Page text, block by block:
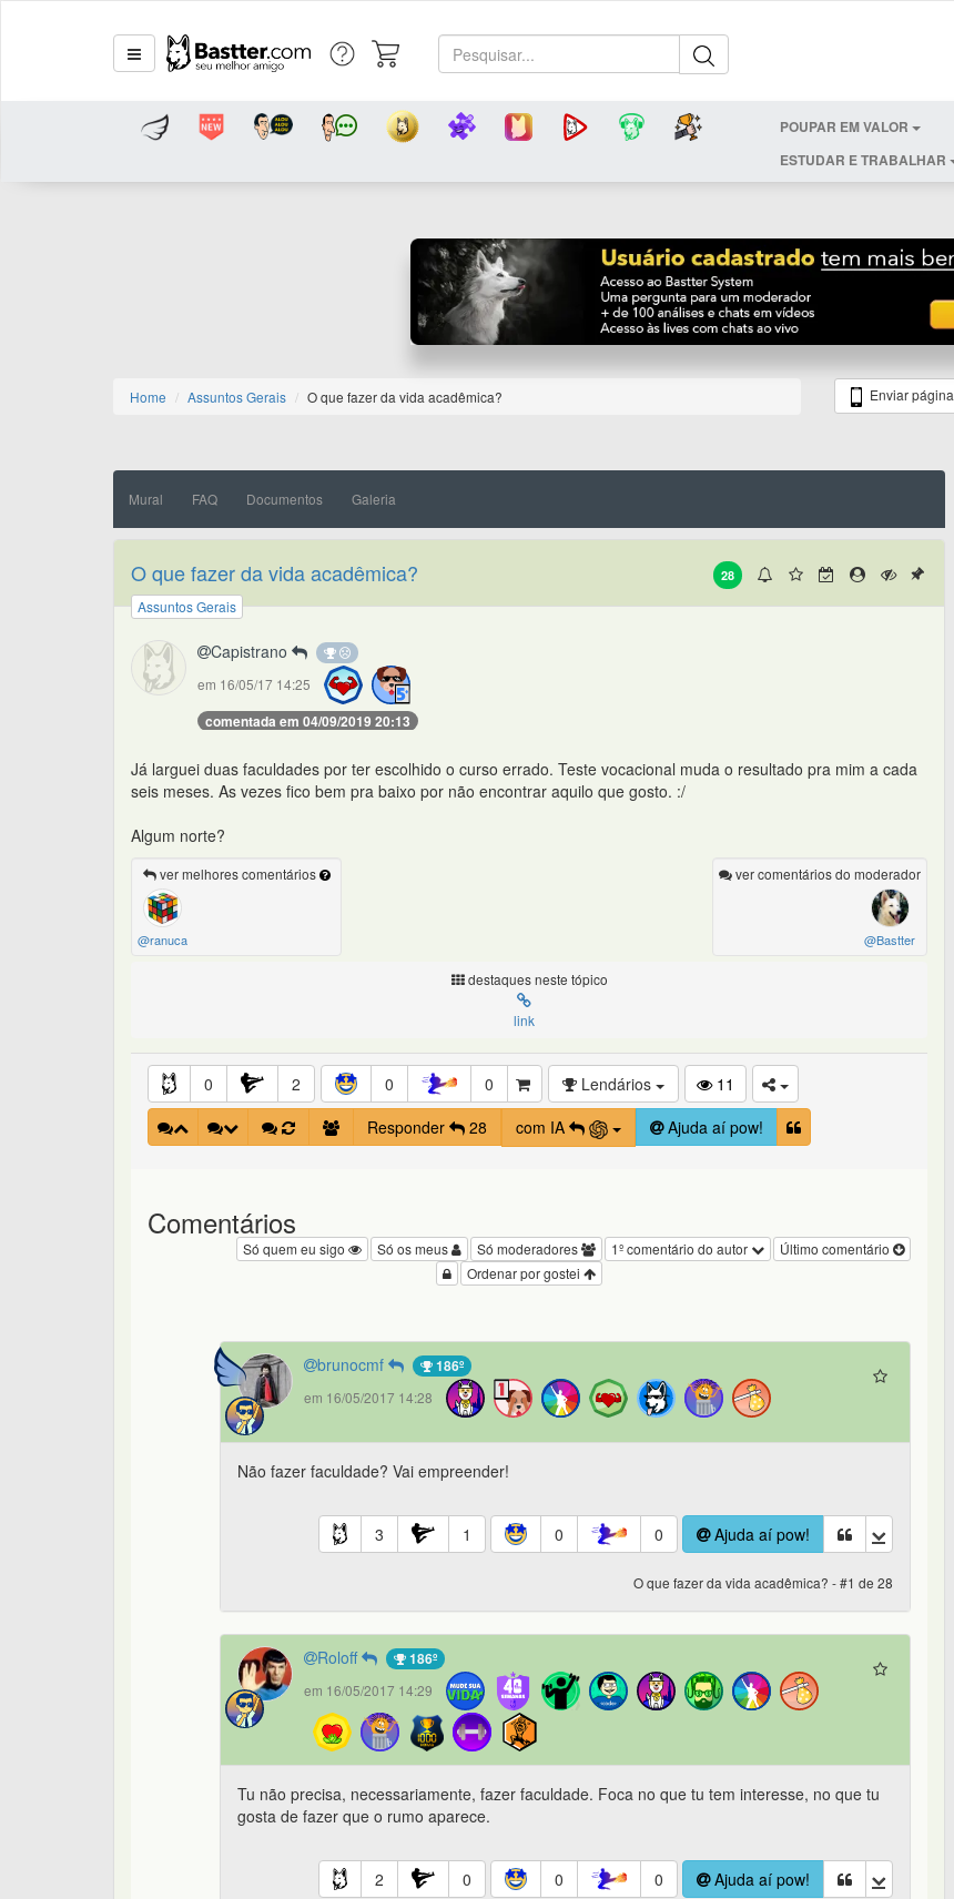
POUPAR EM VALOR
ESTUDAR E TRABALHAR
Home Assuntos Gerais O que fazer da vida acadêmica? Enviar página
Mural FAQ Documentos Galeria
28
O que fazer da vida acadêmica?
Assuntos Gerais
Capistrano
em 16/05/17 14:25
comentada em 04/09/2019 20:13
Já larguei duas faculdades por ter escolhido o curso errado. Teste vocacional muda o resultado pra mim a cada
seis meses. As vezes fico bem pra baixo por não encontrar aquilo que gosto. :/
Algum norte?
ver melhores comentários
@ranuca
ver comentários do moderador
@Bastter
destaques neste tópico
link
0 2 0 0 Lendários
11
Responder
28 com IA Ajuda aí pow!
Comentários
Último comentário
1º comentário do autor
Só moderadores
Só os meus
Só quem eu sigo
Ordenar por gostei
brunocmf 186º
em 16/05/2017 14:28
Não fazer faculdade? Vai empreender!
3 1 0 0 Ajuda aí pow!
O que fazer da vida acadêmica? - #1 de 28
Roloff 186º
em 16/05/2017 14:29
Tu não precisa, necessariamente, fazer faculdade. Foca no que tu tem interesse, no que tu
gosta de fazer que o rumo aparece.
2 0 0 0 Ajuda aí pow!